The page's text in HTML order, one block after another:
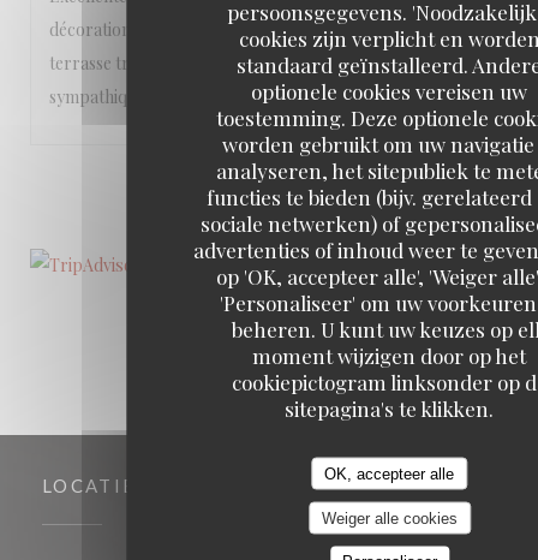
persoonsgegevens.
cookies zijn verplicht en
standaard geïnstalleerd.
optionele cookies vereisen uw
toestemming. Deze optionele
worden gebruikt om uw
analyseren, het sitepubliek te
functies te bieden (bijv. gerelateerd
sociale netwerken) of
advertenties of inhoud weer te
op 'OK, accepteer alle', 'Weiger
'Personaliseer' om uw
beheren. U kunt uw keuzes op
moment wijzigen door op het
cookiepictogram linksonder op
sitepagina's te klikken.
OK, accepteer alle
Weiger alle cookies
décoration soignée, que ce soit à l’intérieur ou sur la
terrasse très agréable. Le personnel est vraiment
sympathique!
1 2 3
LOCATIE